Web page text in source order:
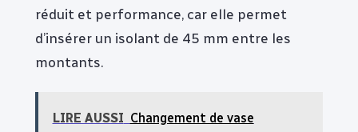
réduit et performance, car elle permet
d’insérer un isolant de 45 mm entre les
montants.
LIRE AUSSI Changement de vase